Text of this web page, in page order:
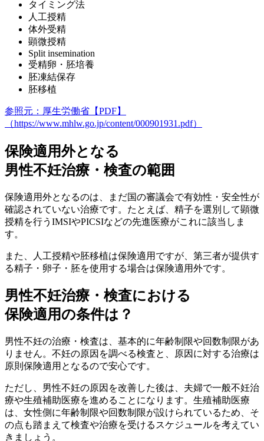
タイミング法
人工授精
体外受精
顕微授精
Split insemination
受精卵・胚培養
胚凍結保存
胚移植
参照元：厚生労働省【PDF】
（https://www.mhlw.go.jp/content/000901931.pdf）
保険適用外となる
男性不妊治療・検査の範囲
保険適用外となるのは、まだ国の審議会で有効性・安全性が
確認されていない治療です。たとえば、精子を選別して顕微
授精を行う IMSIやPICSIなどの先進医療がこれに該当しま
す。
また、人工授精や胚移植は保険適用ですが、 第三者が提供す
る精子・卵子・胚を使用する場合は保険適用外です。
男性不妊治療・検査における
保険適用の条件は？
男性不妊の治療・検査は、基本的に年齢制限や回数制限があ
りません。不妊の原因を調べる検査と、原因に対する治療は
原則保険適用となるので安心です。
ただし、男性不妊の原因を改善した後は、夫婦で一般不妊治
療や生殖補助医療を進めることになります。生殖補助医療
は、 女性側に年齢制限や回数制限が設けられているため、そ
の点も踏まえて検査や治療を受けるスケジュールを考えてい
きましょう。